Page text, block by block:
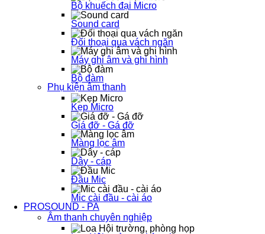
Bộ khuếch đại Micro
Sound card
Đối thoại qua vách ngăn
Máy ghi âm và ghi hình
Bộ đàm
Phụ kiện âm thanh
Kẹp Micro
Giá đỡ - Gá đỡ
Màng lọc âm
Dây - cáp
Đầu Mic
Mic cài đầu - cài áo
PROSOUND - PA
Âm thanh chuyên nghiệp